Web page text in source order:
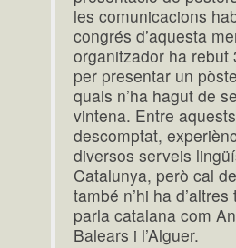
les comunicacions
congrés d’aquesta
organitzador ha rebut
per presentar un
quals n’ha hagut de
vintena. Entre
descomptat,
diversos serveis
Catalunya, però cal
també n’hi ha
parla catalana com
Balears i l’Alguer.